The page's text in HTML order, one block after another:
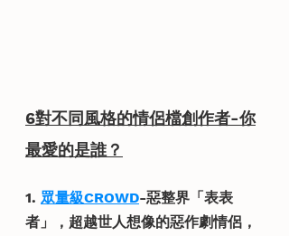
6對不同風格的情侶檔創作者-你
最愛的是誰？
1. 眾量級CROWD-惡整界「表表
者」，超越世人想像的惡作劇情侶，